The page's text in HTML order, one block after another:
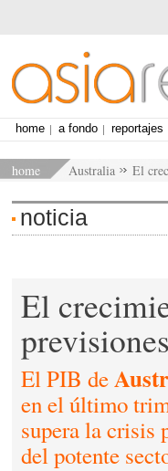
home Australia El
home a fondo reportajes
noticia
El
previsiones
El PIB de
en el último
supera la crisis
del potente